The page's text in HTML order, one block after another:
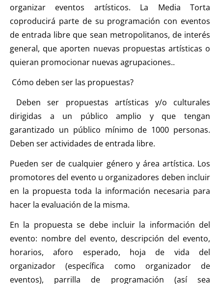
organizar eventos artísticos. La Media Torta
coproducirá parte de su programación con eventos
de entrada libre que sean metropolitanos, de interés
general, que aporten nuevas propuestas artísticas o
quieran promocionar nuevas agrupaciones..
Cómo deben ser las propuestas?
Deben ser propuestas artísticas y/o culturales
dirigidas a un público amplio y que tengan
garantizado un público mínimo de 1000 personas.
Deben ser actividades de entrada libre.
Pueden ser de cualquier género y área artística. Los
promotores del evento u organizadores deben incluir
en la propuesta toda la información necesaria para
hacer la evaluación de la misma.
En la propuesta se debe incluir la información del
evento: nombre del evento, descripción del evento,
horarios, aforo esperado, hoja de vida del
organizador (específica como organizador de
eventos), parrilla de programación (así sea